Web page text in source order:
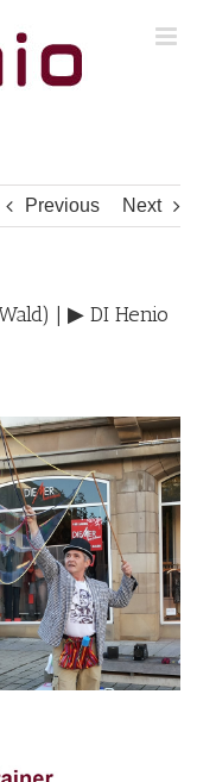
Previous Next
| ▶︎ DI Henio